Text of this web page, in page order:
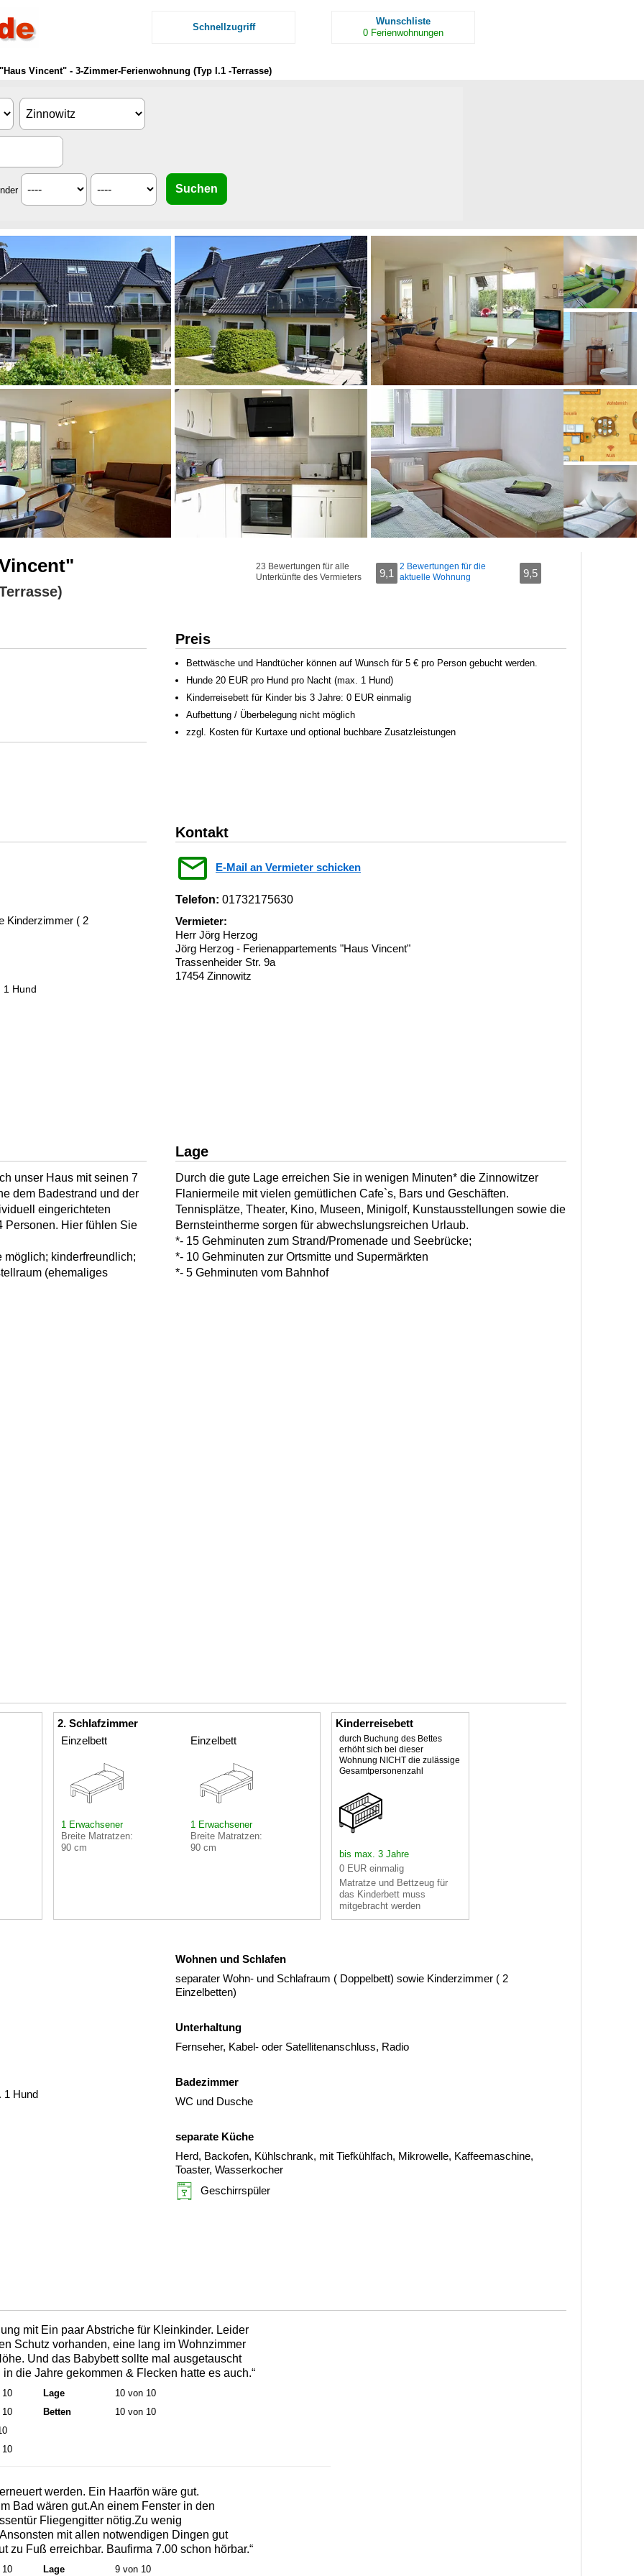
Schnellzugriff
Wunschliste
0 Ferienwohnungen
Vincent" - 3-Zimmer-Ferienwohnung (Typ I.1 -Terrasse)
23 Bewertungen für alle
Unterkünfte des Vermieters
9,1
2 Bewertungen für die
aktuelle Wohnung
9,5
Preis
Bettwäsche und Handtücher können auf Wunsch für 5 € pro Person gebucht werden.
Hunde 20 EUR pro Hund pro Nacht (max. 1 Hund)
Kinderreisebett für Kinder bis 3 Jahre: 0 EUR einmalig
Aufbettung / Überbelegung nicht möglich
zzgl. Kosten für Kurtaxe und optional buchbare Zusatzleistungen
Kinderzimmer ( 2
1 Hund
Kontakt
E-Mail an Vermieter schicken
Telefon: 01732175630
Vermieter:
Herr Jörg Herzog
Jörg Herzog - Ferienappartements "Haus Vincent"
Trassenheider Str. 9a
17454 Zinnowitz
unser Haus mit seinen 7
dem Badestrand und der
eingerichteten
Personen. Hier fühlen Sie
möglich; kinderfreundlich;
(ehemaliges
Lage
Durch die gute Lage erreichen Sie in wenigen Minuten* die Zinnowitzer
Flaniermeile mit vielen gemütlichen Cafe`s, Bars und Geschäften.
Tennisplätze, Theater, Kino, Museen, Minigolf, Kunstausstellungen sowie die
Bernsteintherme sorgen für abwechslungsreichen Urlaub.
*- 15 Gehminuten zum Strand/Promenade und Seebrücke;
*- 10 Gehminuten zur Ortsmitte und Supermärkten
*- 5 Gehminuten vom Bahnhof
2. Schlafzimmer
Einzelbett
1 Erwachsener
Breite Matratzen:
90 cm
Einzelbett
1 Erwachsener
Breite Matratzen:
90 cm
Kinderreisebett
durch Buchung des Bettes
erhöht sich bei dieser
Wohnung NICHT die zulässige
Gesamtpersonenzahl
bis max. 3 Jahre
0 EUR einmalig
Matratze und Bettzeug für
das Kinderbett muss
mitgebracht werden
1 Hund
Wohnen und Schlafen
separater Wohn- und Schlafraum ( Doppelbett) sowie Kinderzimmer ( 2
Einzelbetten)
Unterhaltung
Fernseher, Kabel- oder Satellitenanschluss, Radio
Badezimmer
WC und Dusche
separate Küche
Herd, Backofen, Kühlschrank, mit Tiefkühlfach, Mikrowelle, Kaffeemaschine,
Toaster, Wasserkocher
Geschirrspüler
mit Ein paar Abstriche für Kleinkinder. Leider
Schutz vorhanden, eine lang im Wohnzimmer
Und das Babybett sollte mal ausgetauscht
die Jahre gekommen & Flecken hatte es auch.“
10
10
10
Lage
10 von 10
Betten
10 von 10
werden. Ein Haarfön wäre gut.
Bad wären gut.An einem Fenster in den
Fliegengitter nötig.Zu wenig
mit allen notwendigen Dingen gut
zu Fuß erreichbar. Baufirma 7.00 schon hörbar.“
10 Lage 9 von 10